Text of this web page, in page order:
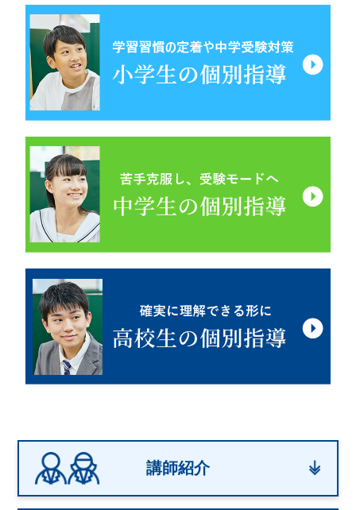
講師紹介